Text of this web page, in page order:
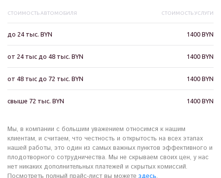
СТОИМОСТЬ АВТОМОБИЛЯ СТОИМОСТЬ УСЛУГИ
до 24 тыс. BYN 1400 BYN
от 24 тыс до 48 тыс. BYN 1400 BYN
от 48 тыс до 72 тыс. BYN 1400 BYN
свыше 72 тыс. BYN 1400 BYN
Мы, в компании с большим уважением относимся к нашим
клиентам, и считаем, что честность и открытость на всех этапах
нашей работы, это один из самых важных пунктов эффективного и
плодотворного сотрудничества. Мы не скрываем своих цен, у нас
нет никаких дополнительных платежей и скрытых комиссий.